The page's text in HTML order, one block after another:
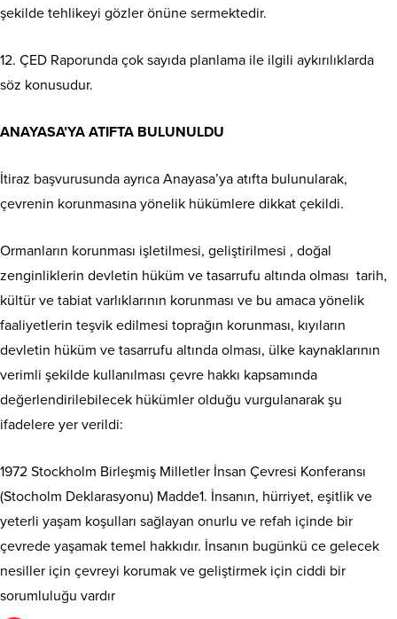
şekilde tehlikeyi gözler önüne sermektedir.
12. ÇED Raporunda çok sayıda planlama ile ilgili aykırılıklarda
söz konusudur.
ANAYASA’YA ATIFTA BULUNULDU
İtiraz başvurusunda ayrıca Anayasa’ya atıfta bulunularak,
çevrenin korunmasına yönelik hükümlere dikkat çekildi.
Ormanların korunması işletilmesi, geliştirilmesi , doğal
zenginliklerin devletin hüküm ve tasarrufu altında olması tarih,
kültür ve tabiat varlıklarının korunması ve bu amaca yönelik
faaliyetlerin teşvik edilmesi toprağın korunması, kıyıların
devletin hüküm ve tasarrufu altında olması, ülke kaynaklarının
verimli şekilde kullanılması çevre hakkı kapsamında
değerlendirilebilecek hükümler olduğu vurgulanarak şu
ifadelere yer verildi:
1972 Stockholm Birleşmiş Milletler İnsan Çevresi Konferansı
(Stocholm Deklarasyonu) Madde1. İnsanın, hürriyet, eşitlik ve
yeterli yaşam koşulları sağlayan onurlu ve refah içinde bir
çevrede yaşamak temel hakkıdır. İnsanın bugünkü ce gelecek
nesiller için çevreyi korumak ve geliştirmek için ciddi bir
sorumluluğu vardır